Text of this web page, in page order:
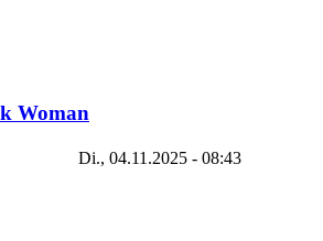
Woman
Di., 04.11.2025 - 08:43